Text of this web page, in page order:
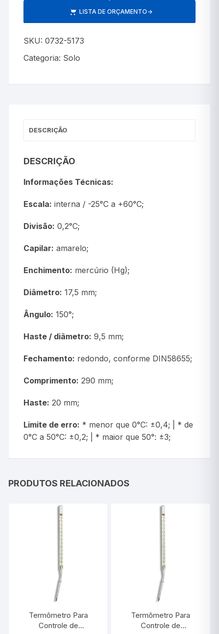
LISTA DE ORÇAMENTO→
SKU:0732-5173
Categoria: Solo
DESCRIÇÃO
DESCRIÇÃO
Informações Técnicas:
Escala: interna / -25°C a +60°C;
Divisão: 0,2°C;
Capilar: amarelo;
Enchimento: mercúrio (Hg);
Diâmetro: 17,5 mm;
Ângulo: 150°;
Haste / diâmetro: 9,5 mm;
Fechamento: redondo, conforme DIN58655;
Comprimento: 290 mm;
Haste: 20 mm;
Limite de erro: * menor que 0°C: ±0,4; | * de
0°C a 50°C: ±0,2; | * maior que 50°: ±3;
PRODUTOS RELACIONADOS
Termômetro Para
Controle de
Termômetro Para
Controle de